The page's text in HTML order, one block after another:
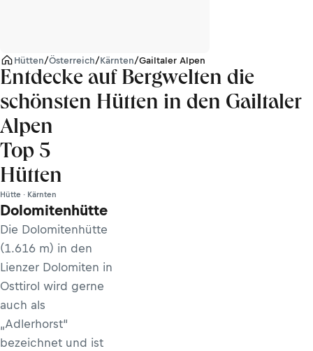
Hütten/Österreich/Kärnten/Gailtaler Alpen
Entdecke auf Bergwelten die
schönsten Hütten in den Gailtaler
Alpen
Top 5
Hütten
Hütte · Kärnten
Dolomitenhütte
Die Dolomitenhütte
(1.616 m) in den
Lienzer Dolomiten in
Osttirol wird gerne
auch als
„Adlerhorst“
bezeichnet und ist